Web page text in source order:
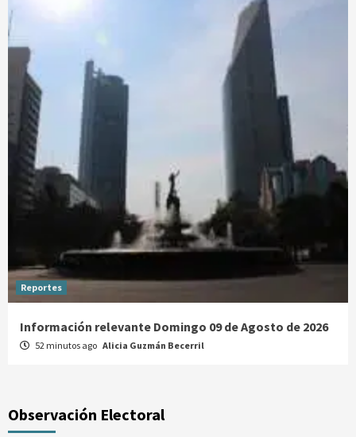
Reportes
Información relevante Domingo 09 de Agosto de 2026
52 minutos ago Alicia Guzmán Becerril
Observación Electoral